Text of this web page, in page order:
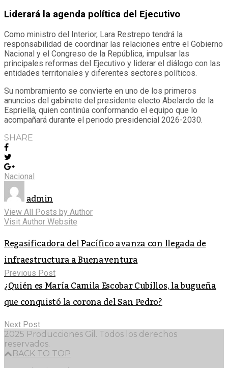
Liderará la agenda política del Ejecutivo
Como ministro del Interior, Lara Restrepo tendrá la
responsabilidad de coordinar las relaciones entre el Gobierno
Nacional y el Congreso de la República, impulsar las
principales reformas del Ejecutivo y liderar el diálogo con las
entidades territoriales y diferentes sectores políticos.
Su nombramiento se convierte en uno de los primeros
anuncios del gabinete del presidente electo Abelardo de la
Espriella, quien continúa conformando el equipo que lo
acompañará durante el periodo presidencial 2026-2030.
SHARE
Nacional
admin
View All Posts by Author
Visit Author Website
Regasificadora del Pacífico avanza con llegada de
infraestructura a Buenaventura
Previous Post
¿Quién es María Camila Escobar Cubillos, la bugueña
que conquistó la corona del San Pedro?
Next Post
2025 Producciones Gil. Todos los derechos
reservados.
BACK TO TOP